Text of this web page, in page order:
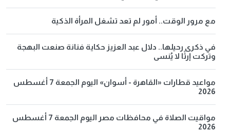
مع مرور الوقت.. أمور لم تعد تشغل المرأة الذكية
في ذكرى رحيلها.. دلال عبد العزيز حكاية فنانة صنعت البهجة
وتركت إرثًا لا يُنسى
مواعيد قطارات «القاهرة - أسوان» اليوم الجمعة 7 أغسطس
2026
مواقيت الصلاة في محافظات مصر اليوم الجمعة 7 أغسطس
2026